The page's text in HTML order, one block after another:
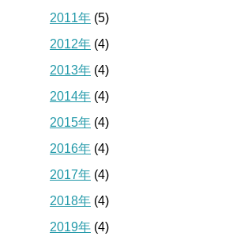
2011年 (5)
2012年 (4)
2013年 (4)
2014年 (4)
2015年 (4)
2016年 (4)
2017年 (4)
2018年 (4)
2019年 (4)